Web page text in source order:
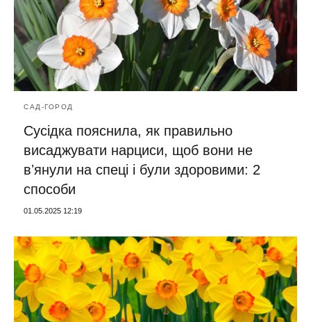
САД-ГОРОД
Сусідка пояснила, як правильно
висаджувати нарциси, щоб вони не
вʼянули на спеці і були здоровими: 2
способи
01.05.2025 12:19